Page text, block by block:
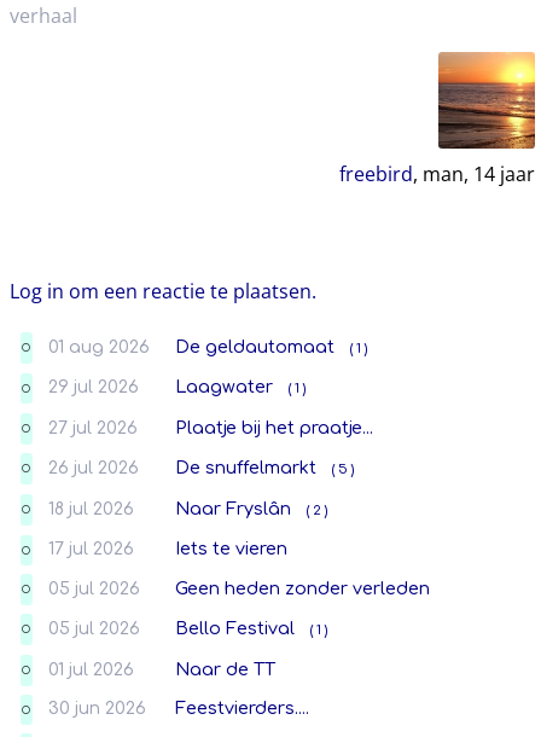
verhaal
freebird, man, 14jaar
Log in om een reactie te plaatsen.
O 01 aug 2026 De geldautomaat ( 1 )
O 29 jul 2026 Laagwater ( 1 )
O 27 jul 2026 Plaatje bij het praatje...
O 26 jul 2026 De snuffelmarkt ( 5 )
O 18 jul 2026 Naar Fryslân ( 2 )
O 17 jul 2026 Iets te vieren
O 05 jul 2026 Geen heden zonder verleden
O 05 jul 2026 Bello Festival ( 1 )
O 01 jul 2026 Naar de TT
O 30 jun 2026 Feestvierders....